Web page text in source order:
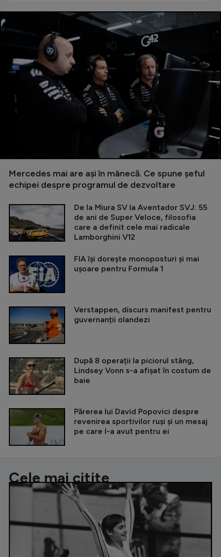
Mercedes mai are ași în mânecă. Ce spune șeful
echipei despre programul de dezvoltare
De la Miura SV la Aventador SVJ: 55
de ani de Super Veloce, filosofia
care a definit cele mai radicale
Lamborghini V12
FIA își dorește monoposturi și mai
ușoare pentru Formula 1
Verstappen, discurs manifest pentru
guvernanții olandezi
După 8 operații la piciorul stâng,
Lindsey Vonn s-a afișat în costum de
baie
Părerea lui David Popovici despre
revenirea sportivilor ruși și un mesaj
pe care l-a avut pentru ei
Cele mai citite